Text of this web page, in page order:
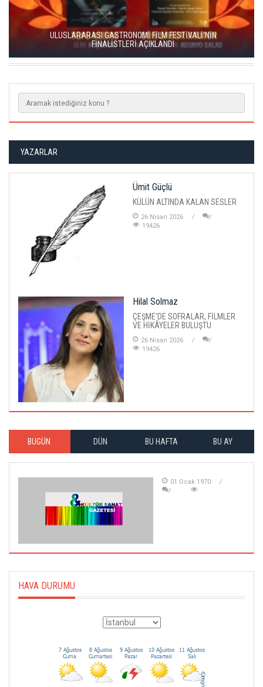
ENKA SANAT'TAN KÜLTÜREL SÜREKLİLİK HAMLESİ
YAZARLAR
Ümit Güçlü
KÜLÜN ALTINDA KALAN SESLER
26 Nisan 2026
19426
Hilal Solmaz
ÇEŞME'DE SOFRALAR, FİLMLER
VE HİKÂYELER BULUŞTU
26 Nisan 2026
19426
BUGÜN DÜN BU HAFTA BU AY
01 Ocak 1970
HAVA DURUMU